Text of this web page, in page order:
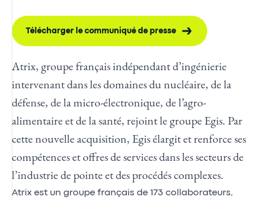
Télécharger le communiqué de presse
Atrix, groupe français indépendant d’ingénierie
intervenant dans les domaines du nucléaire, de la
défense, de la micro-électronique, de l’agro-
alimentaire et de la santé, rejoint le groupe Egis. Par
cette nouvelle acquisition, Egis élargit et renforce ses
compétences et offres de services dans les secteurs de
l’industrie de pointe et des procédés complexes.
Atrix est un groupe français de 173 collaborateurs,